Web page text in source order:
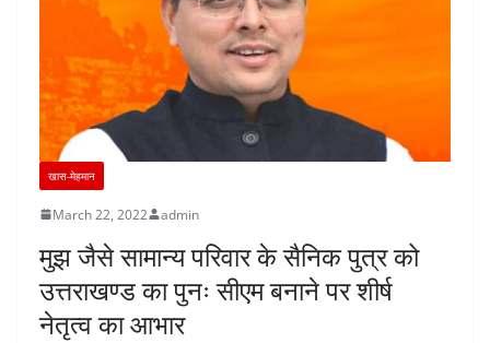
खास-मेहमान
March 22, 2022 admin
मुझ जैसे सामान्य परिवार के सैनिक पुत्र को
उत्तराखण्ड का पुनः सीएम बनाने पर शीर्ष
नेतृत्व का आभार